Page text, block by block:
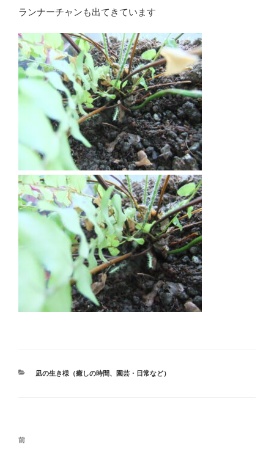
ランナーチャンも出てきています
カ
凪の生き様（癒しの時間、園芸・日常など）
投
前
前